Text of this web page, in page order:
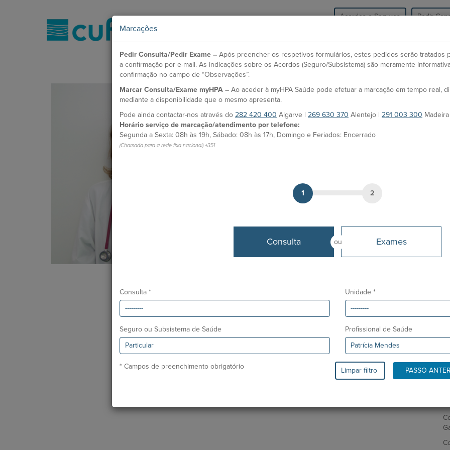
Acordos e Seguros Pedir
HPA Saúde Unidades Especialidades e
Marcações
Pedir Consulta/Pedir Exame – Após preencher os respetivos formulários, estes pedidos serão tratados
a confirmação por e-mail. As indicações sobre os Acordos (Seguro/Subsistema) são meramente
confirmação no campo de “Observações”.
Marcar Consulta/Exame myHPA – Ao aceder à myHPA Saúde pode efetuar a marcação em tempo real,
mediante a disponibilidade que o mesmo apresenta.
Pode ainda contactar-nos através do 282 420 400 Algarve | 269 630 370 Alentejo | 291 003 300 Madeira
Horário serviço de marcação/atendimento por telefone:
Segunda a Sexta: 08h às 19h, Sábado: 08h às 17h, Domingo e Feriados: Encerrado
(Chamada para a rede fixa nacional) +351
1 2
ou
Consulta Exames
Consulta * Unidade *
Seguro ou Subsistema de Saúde Profissional de Saúde
* Campos de preenchimento obrigatório Limpar filtro PASSO
Dr.ª Patrícia Mendes
Médico
MARCAÇÃO